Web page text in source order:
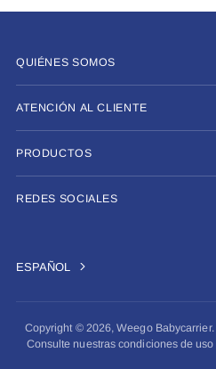
QUIÉNES SOMOS
ATENCIÓN AL CLIENTE
PRODUCTOS
REDES SOCIALES
ESPAÑOL
Copyright © 2026,Weego Babycarrier.
Consulte nuestras condiciones de